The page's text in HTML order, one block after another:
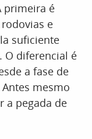
primeira é
e
suficiente
O diferencial é
a fase de
mesmo
a pegada de